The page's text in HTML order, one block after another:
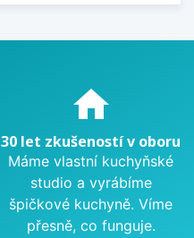
home
30 let zkušeností v oboru
Máme vlastní kuchyňské
studio a vyrábíme
špičkové kuchyně. Víme
přesně, co funguje.